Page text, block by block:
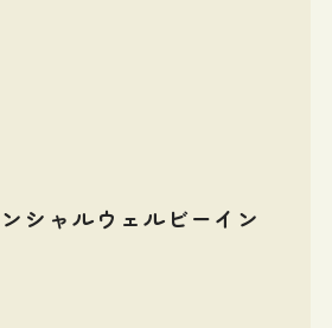
シャルウェルビーイン